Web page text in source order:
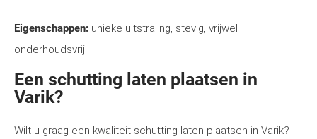
Eigenschappen: unieke uitstraling, stevig, vrijwel
onderhoudsvrij.
Een schutting laten plaatsen in
Varik?
Wilt u graag een kwaliteit schutting laten plaatsen in Varik?